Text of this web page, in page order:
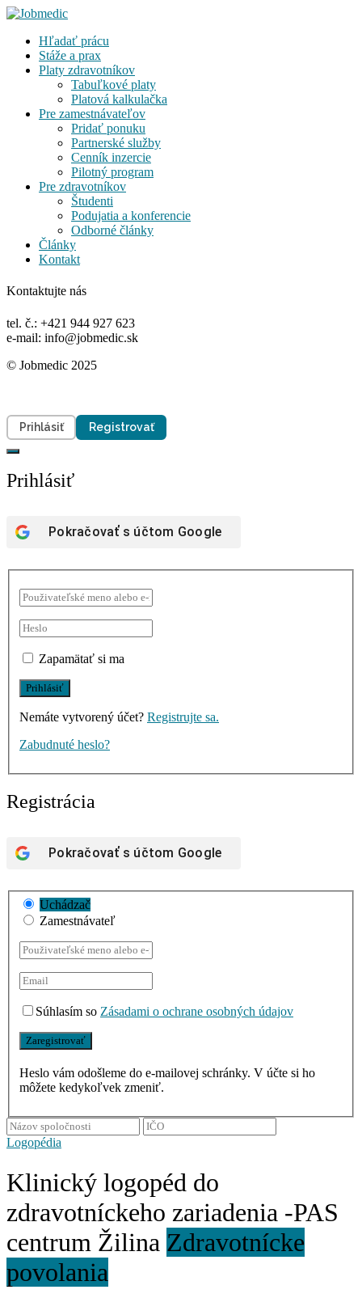
Hľadať prácu
Stáže a prax
Platy zdravotníkov
Tabuľkové platy
Platová kalkulačka
Pre zamestnávateľov
Pridať ponuku
Partnerské služby
Cenník inzercie
Pilotný program
Pre zdravotníkov
Študenti
Podujatia a konferencie
Odborné články
Články
Kontakt
Kontaktujte nás
tel. č.: +421 944 927 623
e-mail: info@jobmedic.sk
© Jobmedic 2025
Prihlásiť Registrovať
Prihlásiť
Pokračovať s účtom Google
Zapamätať si ma
Nemáte vytvorený účet? Registrujte sa.
Zabudnuté heslo?
Registrácia
Pokračovať s účtom Google
Uchádzač
Zamestnávateľ
Súhlasím so Zásadami o ochrane osobných údajov
Heslo vám odošleme do e-mailovej schránky. V účte si ho
môžete kedykoľvek zmeniť.
Logopédia
Klinický logopéd do
zdravotníckeho zariadenia -PAS
centrum Žilina Zdravotnícke
povolania